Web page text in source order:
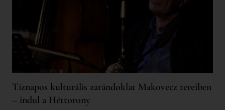
Tíznapos kulturális zarándoklat Makovecz tereiben
– indul a Héttorony